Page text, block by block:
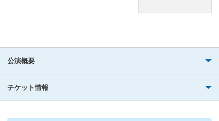
公演概要
チケット情報